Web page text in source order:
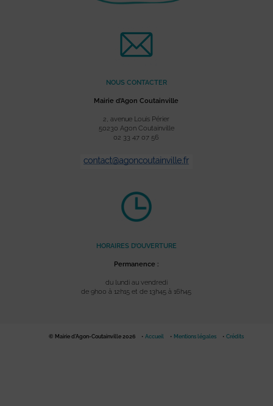
NOUS CONTACTER
Mairie d’Agon Coutainville
2, avenue Louis Périer
50230 Agon Coutainville
02 33 47 07 56
HORAIRES D’OUVERTURE
Permanence :
du lundi au vendredi
de 9h00 à 12h15 et de 13h45 à 16h45
© Mairie d'Agon-Coutainville 2026 Accueil Mentions légales Crédits